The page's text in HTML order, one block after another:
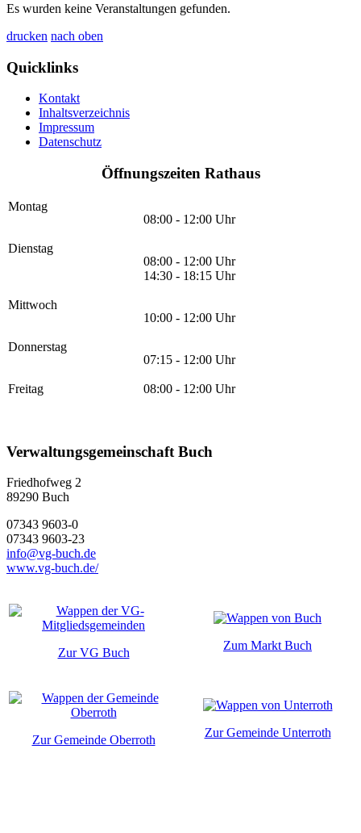
Es wurden keine Veranstaltungen gefunden.
drucken nach oben
Quicklinks
Kontakt
Inhaltsverzeichnis
Impressum
Datenschutz
Öffnungszeiten Rathaus
Montag
08:00 - 12:00 Uhr
Dienstag
08:00 - 12:00 Uhr
14:30 - 18:15 Uhr
Mittwoch
10:00 - 12:00 Uhr
Donnerstag
07:15 - 12:00 Uhr
Freitag 08:00 - 12:00 Uhr
Verwaltungsgemeinschaft Buch
Friedhofweg 2
89290 Buch
07343 9603-0
07343 9603-23
info@vg-buch.de
www.vg-buch.de/
Zur VG Buch
Zum Markt Buch
Zur Gemeinde Oberroth
Zur Gemeinde Unterroth